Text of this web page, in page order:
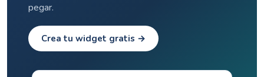
pegar.
Crea tu widget gratis →